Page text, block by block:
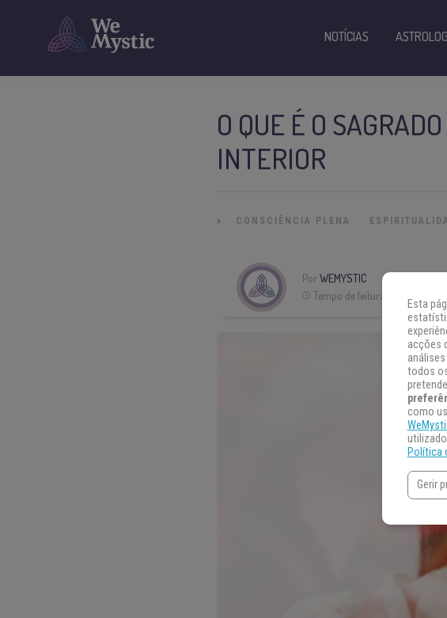
O QUE É O
INTERIOR
» CONSCIÊNCIA PLENA
PorWEMYSTIC
Tempo de leitura:
NOTÍCIAS
Esta
acções
todos
como
Política
Gerir